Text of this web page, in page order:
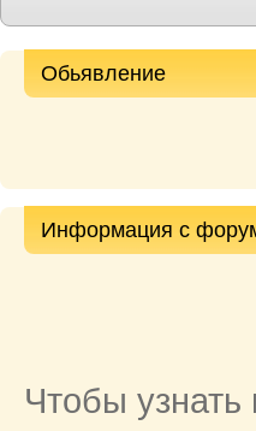
Обьявление
Информация с
Чтобы